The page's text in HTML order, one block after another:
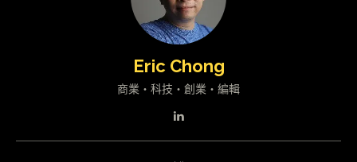
Eric Chong
商業・科技・創業・編輯